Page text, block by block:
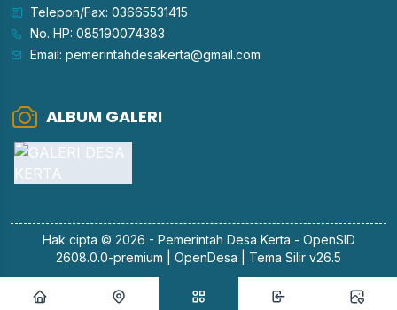
Telepon/Fax: 03665531415
No. HP: 085190074383
Email: pemerintahdesakerta@gmail.com
ALBUM GALERI
Hak cipta © 2026 - Pemerintah Desa Kerta - OpenSID
2608.0.0-premium
OpenDesa Tema Silir v26.5